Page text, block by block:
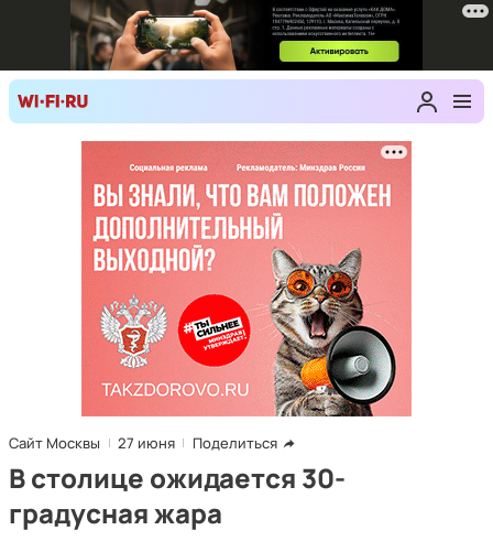
Сайт Москвы 27 июня Поделиться
В столице ожидается 30-
градусная жара